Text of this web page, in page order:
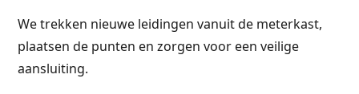
We trekken nieuwe leidingen vanuit de meterkast,
plaatsen de punten en zorgen voor een veilige
aansluiting.